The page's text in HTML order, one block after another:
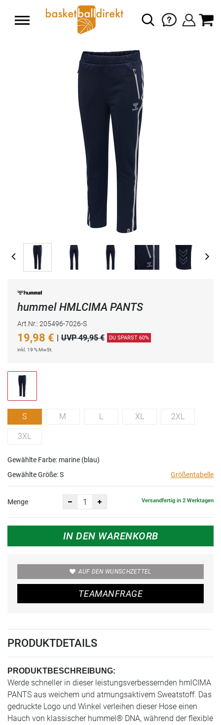
hummel HMLCIMA PANTS
Art.Nr.: 205496-7026-S
19,98 € | UVP 49,95 € DU SPARST 60%
inkl. 19 % MwSt.
S M L XL 2XL
3XL
Gewählte Farbe: marine (blau)
Gewählte Größe:S Größentabelle
Menge Versandfertig in 2 Werktagen
IN DEN WARENKORB
AUF DEN WUNSCHZETTEL
TEAMANFRAGE
PRODUKTDETAILS
PRODUKTBESCHREIBUNG:
Werde schneller in dieser leistungsverbessernden hmlCIMA
PANTS aus weichem und atmungsaktivem Sweatstoff. Das
gedruckte Logo und Winkel verleihen dieser Hose einen
Hauch von klassischer hummel® DNA, während der flexible